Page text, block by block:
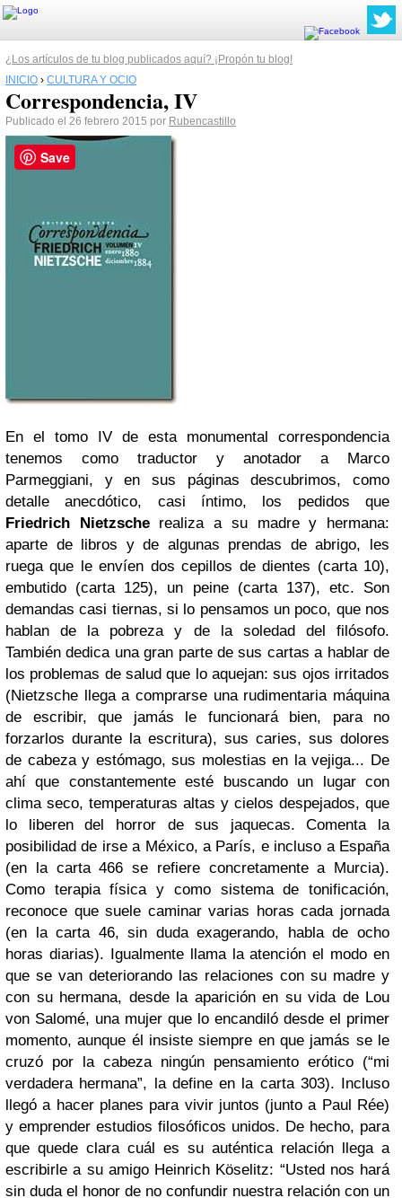
¿Los artículos de tu blog publicados aquí? ¡Propón tu blog!
INICIO › CULTURA Y OCIO
Correspondencia, IV
Publicado el 26 febrero 2015 por Rubencastillo
En el tomo IV de esta monumental correspondencia
tenemos como traductor y anotador a Marco
Parmeggiani, y en sus páginas descubrimos, como
detalle anecdótico, casi íntimo, los pedidos que
Friedrich Nietzscherealiza a su madre y hermana:
aparte de libros y de algunas prendas de abrigo, les
ruega que le envíen dos cepillos de dientes (carta 10),
embutido (carta 125), un peine (carta 137), etc. Son
demandas casi tiernas, si lo pensamos un poco, que nos
hablan de la pobreza y de la soledad del filósofo.
También dedica una gran parte de sus cartas a hablar de
los problemas de salud que lo aquejan: sus ojos irritados
(Nietzsche llega a comprarse una rudimentaria máquina
de escribir, que jamás le funcionará bien, para no
forzarlos durante la escritura), sus caries, sus dolores
de cabeza y estómago, sus molestias en la vejiga... De
ahí que constantemente esté buscando un lugar con
clima seco, temperaturas altas y cielos despejados, que
lo liberen del horror de sus jaquecas. Comenta la
posibilidad de irse a México, a París, e incluso a España
(en la carta 466 se refiere concretamente a Murcia).
Como terapia física y como sistema de tonificación,
reconoce que suele caminar varias horas cada jornada
(en la carta 46, sin duda exagerando, habla de ocho
horas diarias). Igualmente llama la atención el modo en
que se van deteriorando las relaciones con su madre y
con su hermana, desde la aparición en su vida de Lou
von Salomé, una mujer que lo encandiló desde el primer
momento, aunque él insiste siempre en que jamás se le
cruzó por la cabeza ningún pensamiento erótico (“mi
verdadera hermana”, la define en la carta 303). Incluso
llegó a hacer planes para vivir juntos (junto a Paul Rée)
y emprender estudios filosóficos unidos. De hecho, para
que quede clara cuál es su auténtica relación llega a
escribirle a su amigo Heinrich Köselitz: “Usted nos hará
sin duda el honor de no confundir nuestra relación con un
Save